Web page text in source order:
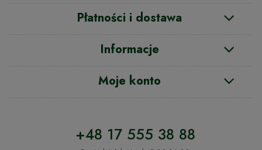
Płatności i dostawa
Informacje
Moje konto
+48 17 555 38 88